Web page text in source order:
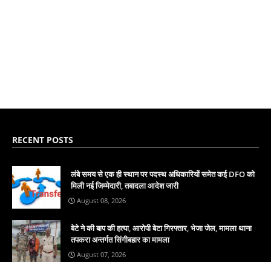
RECENT POSTS
लंबे समय से एक ही स्थान पर पदस्थ अधिकारियों समेत कई DFO को
मिली नई जिम्मेदारी, तबादला आदेश जारी
August 08, 2026
बेटे ने की बाप की हत्या, आरोपी बेटा गिरफ्तार, भेजा जेल, मामला थाना
तपकरा अन्तर्गत सिंगीबहार का मामला
August 07, 2026